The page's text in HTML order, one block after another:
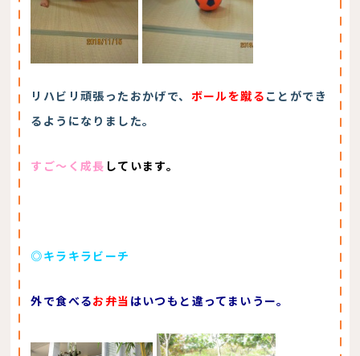
リハビリ頑張ったおかげで、 ボールを蹴る ことができ
るようになりました。
すご～く成長 しています。
◎キラキラビーチ
外で食べるお弁当 はいつもと違ってまいうー。